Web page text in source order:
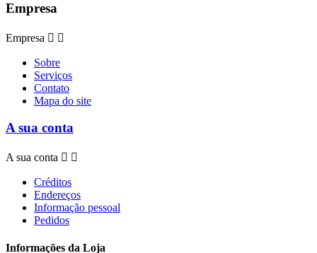
Empresa
Empresa  
Sobre
Serviços
Contato
Mapa do site
A sua conta
A sua conta  
Créditos
Endereços
Informação pessoal
Pedidos
Informações da Loja